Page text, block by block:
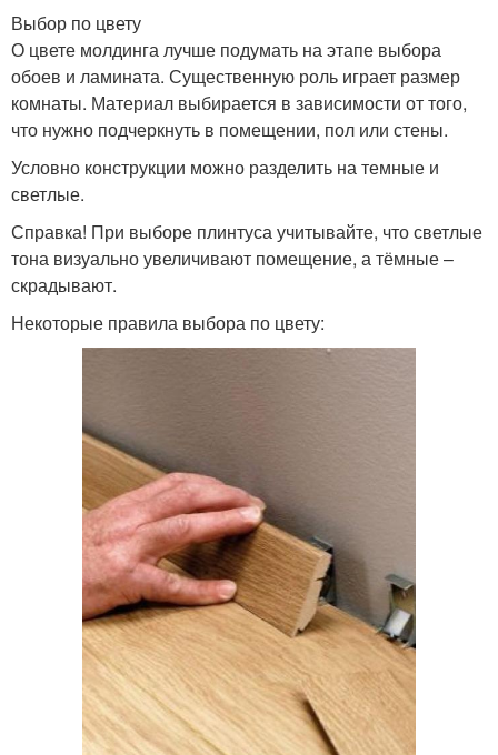
Выбор по цвету
О цвете молдинга лучше подумать на этапе выбора
обоев и ламината. Существенную роль играет размер
комнаты. Материал выбирается в зависимости от того,
что нужно подчеркнуть в помещении, пол или стены.
Условно конструкции можно разделить на темные и
светлые.
Справка! При выборе плинтуса учитывайте, что светлые
тона визуально увеличивают помещение, а тёмные –
скрадывают.
Некоторые правила выбора по цвету: